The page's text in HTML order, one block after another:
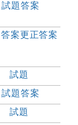
試題答案
答案更正答案
試題
試題答案
試題